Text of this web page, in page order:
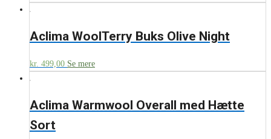
Aclima WoolTerry Buks Olive Night
kr. 499,00 Se mere
Aclima Warmwool Overall med Hætte
Sort